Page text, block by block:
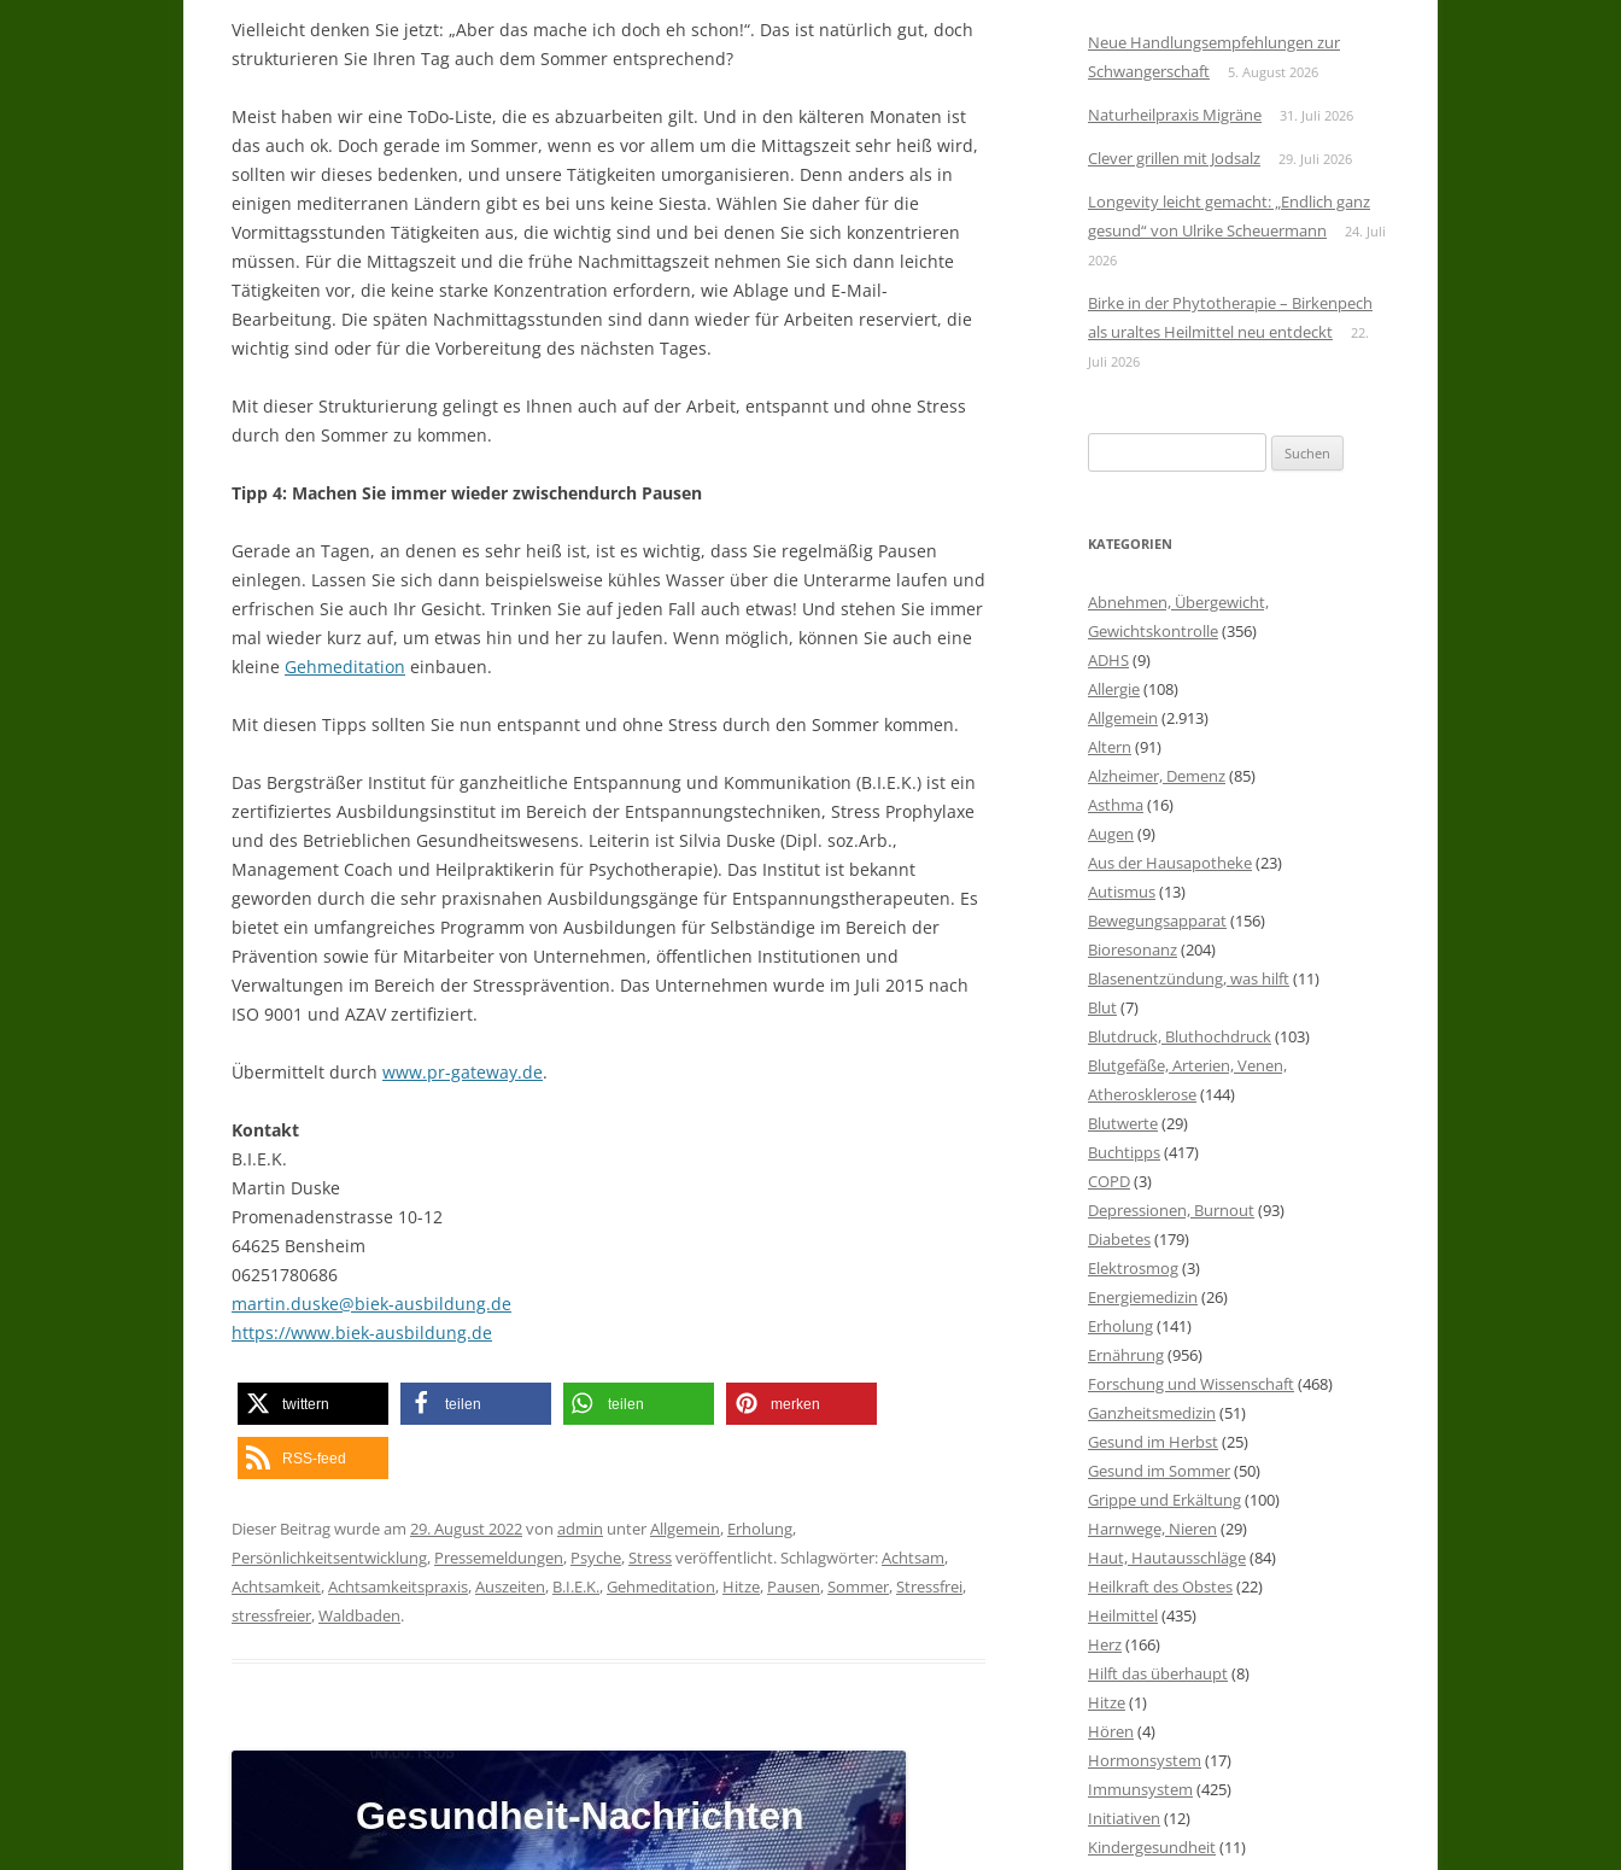
Vielleicht denken Sie jetzt: „Aber das mache ich doch eh schon!“. Das ist natürlich gut, doch
strukturieren Sie Ihren Tag auch dem Sommer entsprechend?
Meist haben wir eine ToDo-Liste, die es abzuarbeiten gilt. Und in den kälteren Monaten ist
das auch ok. Doch gerade im Sommer, wenn es vor allem um die Mittagszeit sehr heiß wird,
sollten wir dieses bedenken, und unsere Tätigkeiten umorganisieren. Denn anders als in
einigen mediterranen Ländern gibt es bei uns keine Siesta. Wählen Sie daher für die
Vormittagsstunden Tätigkeiten aus, die wichtig sind und bei denen Sie sich konzentrieren
müssen. Für die Mittagszeit und die frühe Nachmittagszeit nehmen Sie sich dann leichte
Tätigkeiten vor, die keine starke Konzentration erfordern, wie Ablage und E-Mail-
Bearbeitung. Die späten Nachmittagsstunden sind dann wieder für Arbeiten reserviert, die
wichtig sind oder für die Vorbereitung des nächsten Tages.
Mit dieser Strukturierung gelingt es Ihnen auch auf der Arbeit, entspannt und ohne Stress
durch den Sommer zu kommen.
Tipp 4: Machen Sie immer wieder zwischendurch Pausen
Gerade an Tagen, an denen es sehr heiß ist, ist es wichtig, dass Sie regelmäßig Pausen
einlegen. Lassen Sie sich dann beispielsweise kühles Wasser über die Unterarme laufen und
erfrischen Sie auch Ihr Gesicht. Trinken Sie auf jeden Fall auch etwas! Und stehen Sie immer
mal wieder kurz auf, um etwas hin und her zu laufen. Wenn möglich, können Sie auch eine
kleine Gehmeditation einbauen.
Mit diesen Tipps sollten Sie nun entspannt und ohne Stress durch den Sommer kommen.
Das Bergsträßer Institut für ganzheitliche Entspannung und Kommunikation (B.I.E.K.) ist ein
zertifiziertes Ausbildungsinstitut im Bereich der Entspannungstechniken, Stress Prophylaxe
und des Betrieblichen Gesundheitswesens. Leiterin ist Silvia Duske (Dipl. soz.Arb.,
Management Coach und Heilpraktikerin für Psychotherapie). Das Institut ist bekannt
geworden durch die sehr praxisnahen Ausbildungsgänge für Entspannungstherapeuten. Es
bietet ein umfangreiches Programm von Ausbildungen für Selbständige im Bereich der
Prävention sowie für Mitarbeiter von Unternehmen, öffentlichen Institutionen und
Verwaltungen im Bereich der Stressprävention. Das Unternehmen wurde im Juli 2015 nach
ISO 9001 und AZAV zertifiziert.
Übermittelt durch www.pr-gateway.de.
Kontakt
B.I.E.K.
Martin Duske
Promenadenstrasse 10-12
64625 Bensheim
06251780686
martin.duske@biek-ausbildung.de
https://www.biek-ausbildung.de
twittern teilen teilen merken
RSS-feed
Dieser Beitrag wurde am 29. August 2022von admin unterAllgemein, Erholung,
Persönlichkeitsentwicklung, Pressemeldungen, Psyche,Stressveröffentlicht. Schlagwörter:Achtsam,
Achtsamkeit,Achtsamkeitspraxis,Auszeiten, B.I.E.K.,Gehmeditation, Hitze, Pausen,Sommer,Stressfrei,
stressfreier,Waldbaden.
Neue Handlungsempfehlungen zur
Schwangerschaft
5. August 2026
Naturheilpraxis Migräne 31. Juli 2026
Clever grillen mit Jodsalz 29. Juli 2026
Longevity leicht gemacht: „Endlich ganz
gesund“ von Ulrike Scheuermann
24. Juli
2026
Birke in der Phytotherapie – Birkenpech
als uraltes Heilmittel neu entdeckt
22.
Juli 2026
nach:
KATEGORIEN
Abnehmen, Übergewicht,
Gewichtskontrolle(356)
ADHS(9)
Allergie(108)
Allgemein (2.913)
Altern (91)
Alzheimer, Demenz(85)
Asthma (16)
Augen (9)
Aus der Hausapotheke(23)
Autismus(13)
Bewegungsapparat(156)
Bioresonanz(204)
Blasenentzündung, was hilft(11)
Blut(7)
Blutdruck, Bluthochdruck(103)
Blutgefäße, Arterien, Venen,
Atherosklerose(144)
Blutwerte(29)
Buchtipps(417)
COPD(3)
Depressionen, Burnout(93)
Diabetes(179)
Elektrosmog(3)
Energiemedizin (26)
Erholung(141)
Ernährung(956)
Forschung und Wissenschaft(468)
Ganzheitsmedizin (51)
Gesund im Herbst(25)
Gesund im Sommer(50)
Grippe und Erkältung(100)
Harnwege, Nieren (29)
Haut, Hautausschläge(84)
Heilkraft des Obstes(22)
Heilmittel(435)
Herz(166)
Hilft das überhaupt(8)
Hitze(1)
Hören (4)
Hormonsystem (17)
Immunsystem (425)
Initiativen (12)
Kindergesundheit(11)